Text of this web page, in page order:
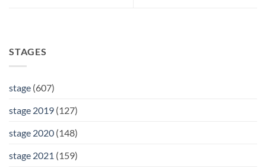
STAGES
stage (607)
stage 2019 (127)
stage 2020 (148)
stage 2021 (159)